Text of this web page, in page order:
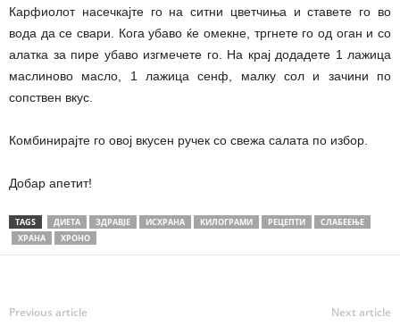
Карфиолот насечкајте го на ситни цветчиња и ставете го во
вода да се свари. Кога убаво ќе омекне, тргнете го од оган и со
алатка за пире убаво изгмечете го. На крај додадете 1 лажица
маслиново масло, 1 лажица сенф, малку сол и зачини по
сопствен вкус.
Комбинирајте го овој вкусен ручек со свежа салата по избор.
Добар апетит!
TAGS ДИЕТА ЗДРАВЈЕ ИСХРАНА КИЛОГРАМИ РЕЦЕПТИ
СЛАБЕЕЊЕ
ХРАНА
ХРОНО
Previous article Next article